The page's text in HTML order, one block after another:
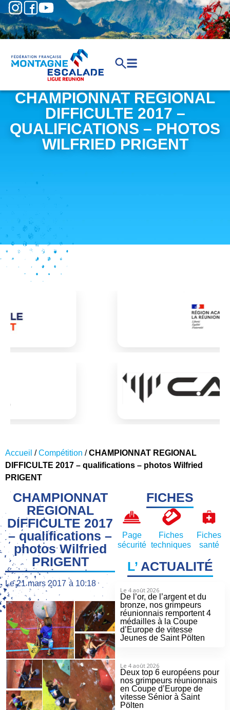
CHAMPIONNAT REGIONAL
DIFFICULTE 2017 –
QUALIFICATIONS – PHOTOS
WILFRIED PRIGENT
Accueil /Compétition /CHAMPIONNAT REGIONAL
DIFFICULTE 2017 – qualifications – photos Wilfried
PRIGENT
CHAMPIONNAT
REGIONAL
DIFFICULTE 2017
– qualifications –
photos Wilfried
PRIGENT
Le 21 mars 2017 à 10:18
FICHES
Page
sécurité
Fiches
techniques
Fiches
santé
L’ACTUALITÉ
Le 4 août 2026
De l’or, de l’argent et du
bronze, nos grimpeurs
réunionnais remportent 4
médailles à la Coupe
d’Europe de vitesse
Jeunes de Saint Pölten
Le 4 août 2026
Deux top 6 européens pour
nos grimpeurs réunionnais
en Coupe d’Europe de
vitesse Sénior à Saint
Pölten